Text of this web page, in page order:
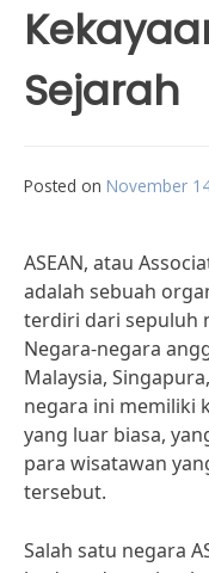
Sejarah
Posted on November
ASEAN, atau
adalah sebuah
terdiri dari sepuluh
Negara-negara
Malaysia,
negara ini memiliki
yang luar biasa,
para wisatawan
tersebut.
Salah satu negara